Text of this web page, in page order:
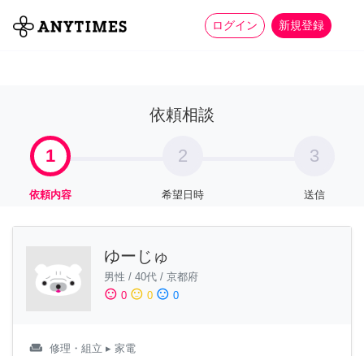
ログイン 新規登録
全て 家事 more_horiz
依頼相談
1
依頼内容
2
希望日時
3
送信
ゆーじゅ
男性 / 40代 / 京都府
sentiment_satisfied 0 sentiment_neutral 0 sentiment_dissatisfied 0
weekend 修理・組立 ▸ 家電